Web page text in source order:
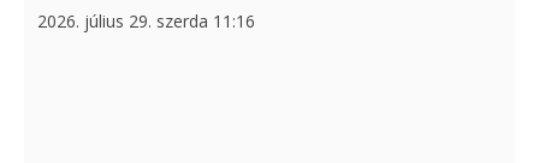
2026. július 29. szerda 11:16